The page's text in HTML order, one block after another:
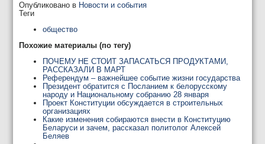
Опубликовано в Новости и события
Теги
общество
Похожие материалы (по тегу)
ПОЧЕМУ НЕ СТОИТ ЗАПАСАТЬСЯ ПРОДУКТАМИ,
РАССКАЗАЛИ В МАРТ
Референдум – важнейшее событие жизни государства
Президент обратится с Посланием к белорусскому
народу и Национальному собранию 28 января
Проект Конституции обсуждается в строительных
организациях
Какие изменения собираются внести в Конституцию
Беларуси и зачем, рассказал политолог Алексей
Беляев